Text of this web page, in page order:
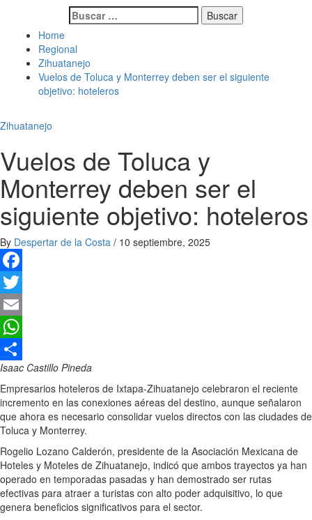
Buscar:
Home
Regional
Zihuatanejo
Vuelos de Toluca y Monterrey deben ser el siguiente
objetivo: hoteleros
Zihuatanejo
Vuelos de Toluca y
Monterrey deben ser el
siguiente objetivo: hoteleros
By Despertar de la Costa / 10 septiembre, 2025
Facebook
Twitter
Email
WhatsApp
Compartir
Isaac Castillo Pineda
Empresarios hoteleros de Ixtapa-Zihuatanejo celebraron el reciente
incremento en las conexiones aéreas del destino, aunque señalaron
que ahora es necesario consolidar vuelos directos con las ciudades de
Toluca y Monterrey.
Rogelio Lozano Calderón, presidente de la Asociación Mexicana de
Hoteles y Moteles de Zihuatanejo, indicó que ambos trayectos ya han
operado en temporadas pasadas y han demostrado ser rutas
efectivas para atraer a turistas con alto poder adquisitivo, lo que
genera beneficios significativos para el sector.